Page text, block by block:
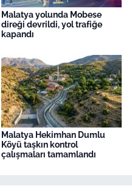
Malatya yolunda Mobese
direği devrildi, yol trafiğe
kapandı
Malatya Hekimhan Dumlu
Köyü taşkın kontrol
çalışmaları tamamlandı